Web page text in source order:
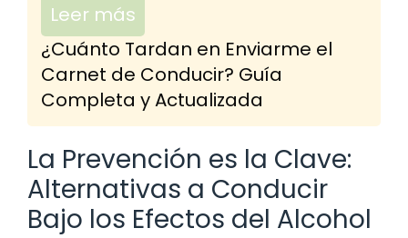
Leer más
¿Cuánto Tardan en Enviarme el
Carnet de Conducir? Guía
Completa y Actualizada
La Prevención es la Clave:
Alternativas a Conducir
Bajo los Efectos del Alcohol